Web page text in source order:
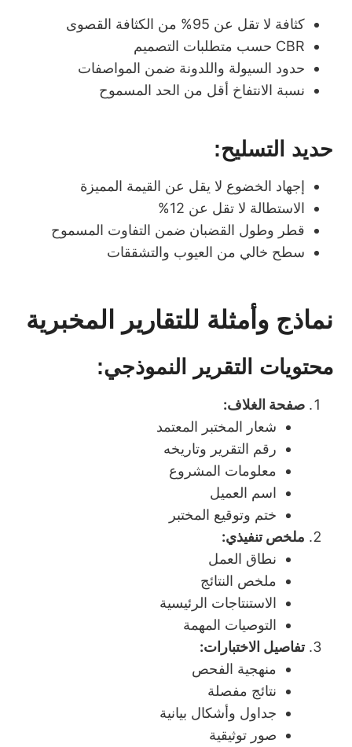
كثافة لا تقل عن 95% من الكثافة القصوى
CBR حسب متطلبات التصميم
حدود السيولة واللدونة ضمن المواصفات
نسبة الانتفاخ أقل من الحد المسموح
حديد التسليح:
إجهاد الخضوع لا يقل عن القيمة المميزة
الاستطالة لا تقل عن 12%
قطر وطول القضبان ضمن التفاوت المسموح
سطح خالي من العيوب والتشققات
نماذج وأمثلة للتقارير المخبرية
محتويات التقرير النموذجي:
صفحة الغلاف:
شعار المختبر المعتمد
رقم التقرير وتاريخه
معلومات المشروع
اسم العميل
ختم وتوقيع المختبر
ملخص تنفيذي:
نطاق العمل
ملخص النتائج
الاستنتاجات الرئيسية
التوصيات المهمة
تفاصيل الاختبارات:
منهجية الفحص
نتائج مفصلة
جداول وأشكال بيانية
صور توثيقية